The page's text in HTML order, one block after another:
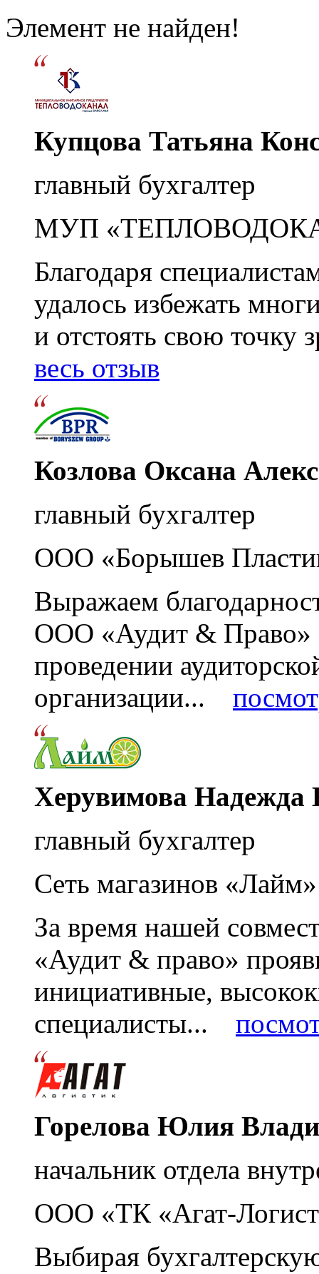
Элемент не найден!
Купцова Татьяна
главный бухгалтер
МУП
Благодаря
удалось избежать
и отстоять свою
весь отзыв
Козлова Оксана
главный бухгалтер
ООО «Борышев
Выражаем
ООО «Аудит & Право»
проведении
организации...
Херувимова Надежда
главный бухгалтер
Сеть магазинов «Лайм»
За время нашей
«Аудит & право»
инициативные,
специалисты...
Горелова Юлия
начальник отдела
ООО «ТК «Агат-
Выбирая